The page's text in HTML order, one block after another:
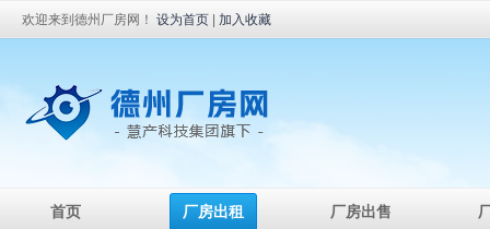
欢迎来到德州厂房网！ 设为首页 加入收藏
首页 厂房出租 厂房出售